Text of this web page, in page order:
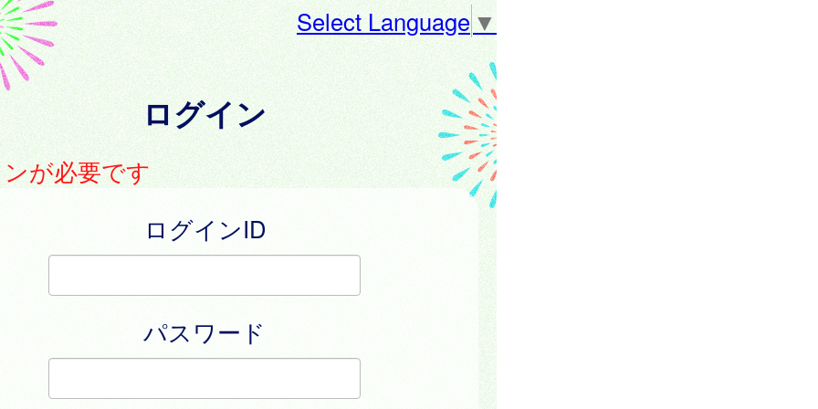
Select Language▼
ログイン
が必要です
ログインID
パスワード